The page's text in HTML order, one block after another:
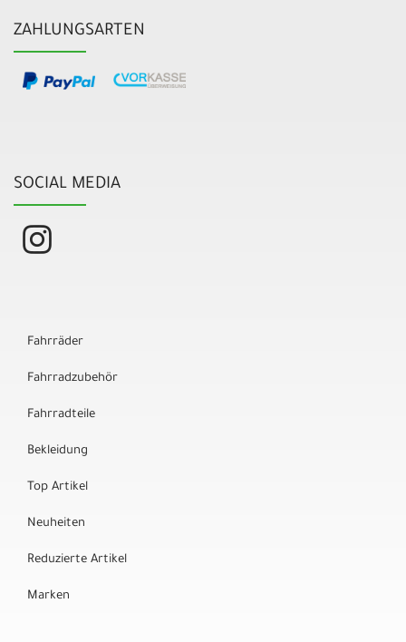
ZAHLUNGSARTEN
SOCIAL MEDIA
Fahrräder
Fahrradzubehör
Fahrradteile
Bekleidung
Top Artikel
Neuheiten
Reduzierte Artikel
Marken